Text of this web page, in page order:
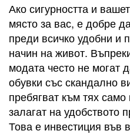
Ако сигурността и
място за вас, е добре
преди всичко удобни и
начин на живот.
модата често не могат
обувки със скандално
пребягват към тях
залагат на удобството
Това е инвестиция във